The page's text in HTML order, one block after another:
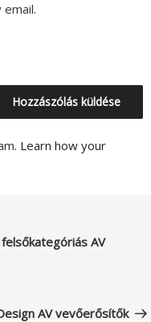
Learn how your
AV
AV vevőerősítők